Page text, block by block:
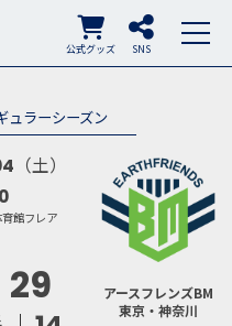
SNS
公式グッズ
ュラーシーズン
（土）
館フレア
29
アースフレンズBM
東京・神奈川